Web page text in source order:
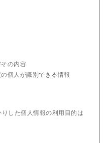
の内容
個人が識別できる情報
した個人情報の利用目的は